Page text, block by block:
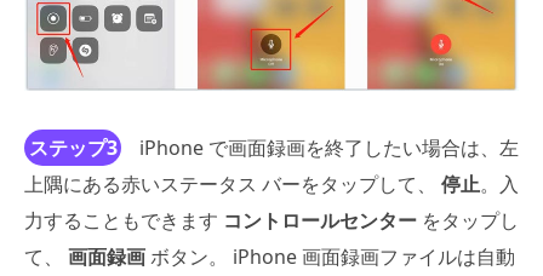
ステップ3
iPhone で画面録画を終了したい場合は、左
上隅にある赤いステータス バーをタップして、 停止。入
力することもできます コントロールセンター をタップし
て、 画面録画ボタン。 iPhone 画面録画ファイルは自動